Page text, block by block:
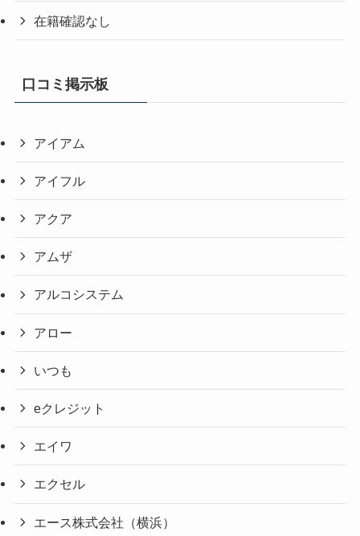
在籍確認なし
口コミ掲示板
アイアム
アイフル
アクア
アムザ
アルコシステム
アロー
いつも
eクレジット
エイワ
エクセル
エース株式会社（横浜）